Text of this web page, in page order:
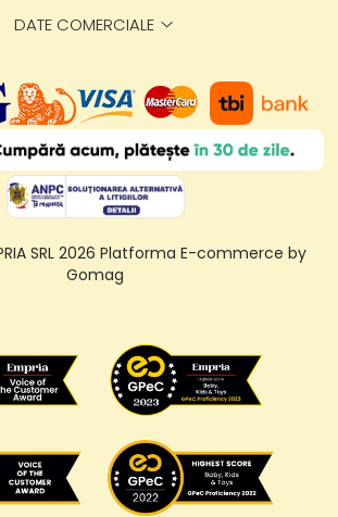
DATE COMERCIALE
SRL 2026 Platforma E-commerce by
Gomag